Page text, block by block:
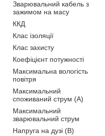
Зварювальний кабель з
зажимом на масу
ККД
Клас ізоляції
Клас захисту
Коефіцієнт потужності
Максимальна вологість
повітря
Максимальний
споживаний струм (А)
Максимальний
зварювальний струм
Напруга на дузі (В)